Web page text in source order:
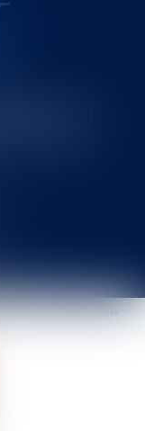
: attention à la fiscalité